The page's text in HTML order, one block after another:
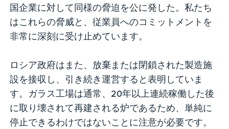
国企業に対して同様の脅迫を公に発した。私たち
はこれらの脅威と、従業員へのコミットメントを
非常に深刻に受け止めています。
ロシア政府はまた、放棄または閉鎖された製造施
設を接収し、引き続き運営すると表明していま
す。ガラス工場は通常、20年以上連続稼働した後
に取り壊されて再建される炉であるため、単純に
停止できるわけではないことに注意が必要です。